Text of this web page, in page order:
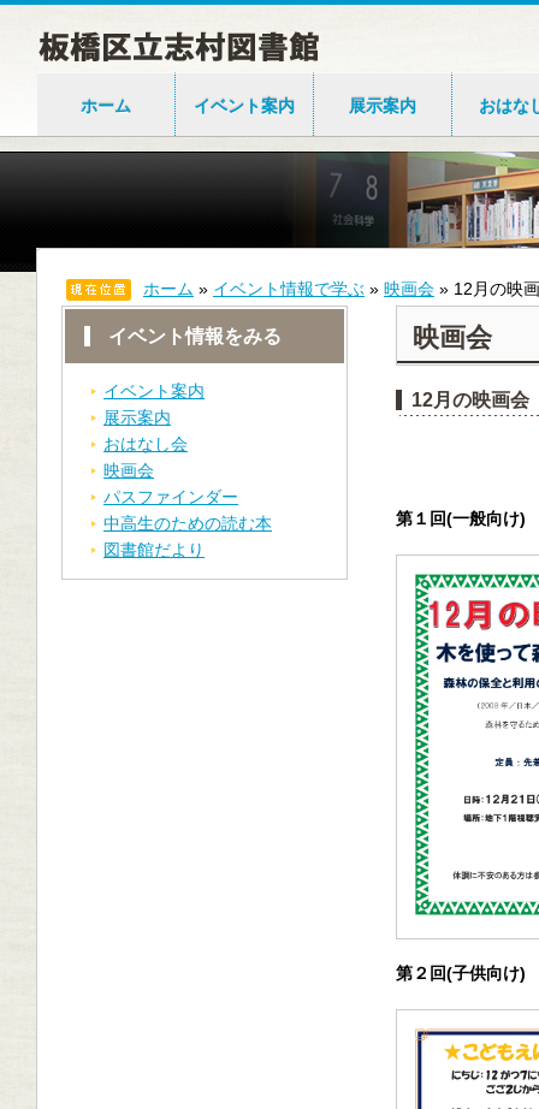
ホーム イベント案内 展示案内 おはな
ホーム » イベント情報で学ぶ » 映画会 » 12月の映
イベント情報をみる
イベント案内
展示案内
おはなし会
映画会
パスファインダー
中高生のための読む本
図書館だより
映画会
12月の映画会
第１回(一般向け)
第２回(子供向け)